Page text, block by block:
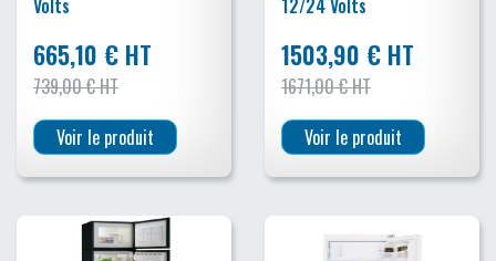
Volts
665,10 € HT
739,00 € HT
Voir le produit
12/24 Volts
1503,90 € HT
1671,00 € HT
Voir le produit